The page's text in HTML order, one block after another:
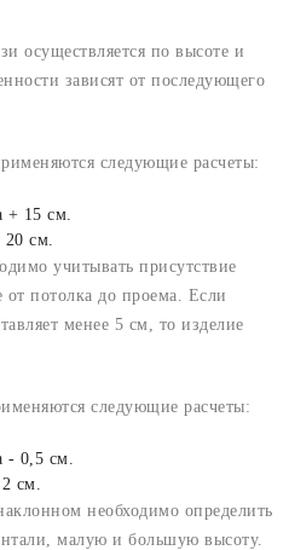
осуществляется по высоте и
зависят от последующего
следующие расчеты:
15 см.
см.
учитывать присутствие
от потолка до проема. Если
менее 5 см, то изделие
следующие расчеты:
0,5 см.
см.
необходимо определить
малую и большую высоту.